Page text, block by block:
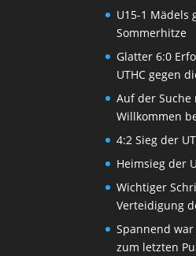
U15-1 Mädels
Sommerhitze
Glatter 6:0
UTHC gegen
Auf der Suche
Willkommen
4:2 Sieg der
Heimsieg der
Wichtiger
Verteidigung
Spannend
zum letzten